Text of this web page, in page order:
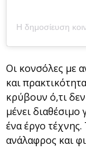
Οι κονσόλες με
και
κρύβουν ό,τι
μένει
ένα έργο
ανάλαφρος και